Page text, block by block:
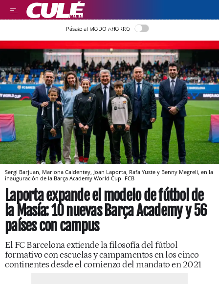
LEER EN CASTELLANO
Pásate al MODO AHORRO
Sergi Barjuan, Mariona Caldentey, Joan Laporta, Rafa Yuste y Benny Megreli, en la
inauguración de la Barça Academy World Cup FCB
Laporta expande el modelo de fútbol de
la Masía: 10 nuevas Barça Academy y 56
países con campus
El FC Barcelona extiende la filosofía del fútbol
formativo con escuelas y campamentos en los cinco
continentes desde el comienzo del mandato en 2021